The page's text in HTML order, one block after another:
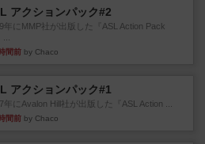
アクションパック#2
年にMMP社が出版した『ASL Action Pack
間前 by Chaco
アクションパック#1
年にAvalon Hill社が出版した『ASL Action ...
間前 by Chaco